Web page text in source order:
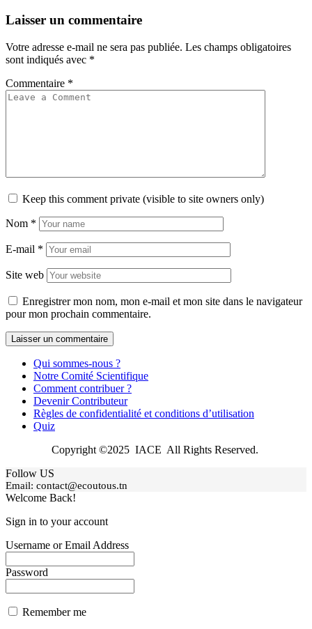
Laisser un commentaire
Votre adresse e-mail ne sera pas publiée. Les champs obligatoires
sont indiqués avec *
Commentaire *
Keep this comment private (visible to site owners only)
Nom *
E-mail *
Site web
Enregistrer mon nom, mon e-mail et mon site dans le navigateur
pour mon prochain commentaire.
Qui sommes-nous ?
Notre Comité Scientifique
Comment contribuer ?
Devenir Contributeur
Règles de confidentialité et conditions d’utilisation
Quiz
Copyright ©2025 IACE All Rights Reserved.
Follow US
Email: contact@ecoutous.tn
Welcome Back!
Sign in to your account
Username or Email Address
Password
Remember me